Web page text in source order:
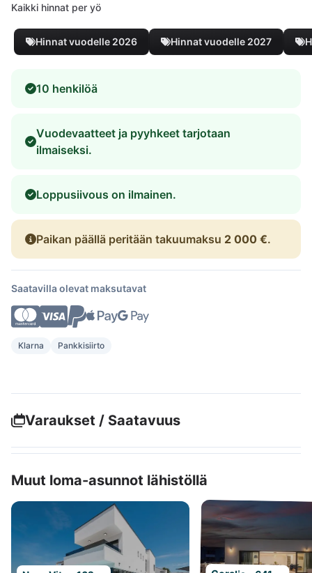
Kaikki hinnat per yö
Hinnat vuodelle 2026 Hinnat vuodelle 2027
10 henkilöä
Vuodevaatteet ja pyyhkeet tarjotaan
ilmaiseksi.
Loppusiivous on ilmainen.
Paikan päällä peritään takuumaksu 2 000 €.
Saatavilla olevat maksutavat
Klarna Pankkisiirto
Varaukset / Saatavuus
Muut loma-asunnot lähistöllä